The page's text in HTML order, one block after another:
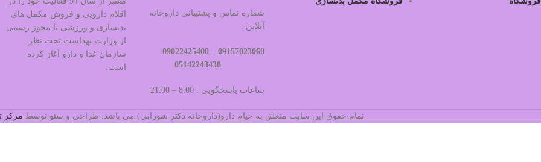
شماره تماس و پشتیبانی داروخانه
آنلاین :
09157023060 –
ساعات پاسخگویی : 8:00 – 21:00
اقلام دارویی و فروش مکمل های
بدنسازی و ورزشی با مجوز رسمی
از وزارت بهداشت تحت نظر
سازمان غذا و دارو آغاز کرده
است.
تمام حقوق این سایت متعلق به خیام دارو(داروخانه دکتر شورابی) می باشد. طراحی و سئو توسط مرکز